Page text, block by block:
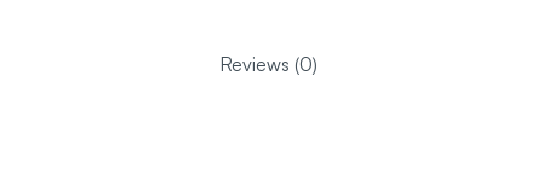
Reviews (0)